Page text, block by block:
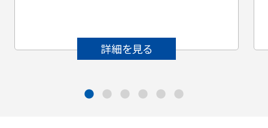
詳細を見る